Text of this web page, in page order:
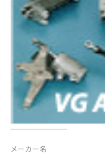
メーカー名